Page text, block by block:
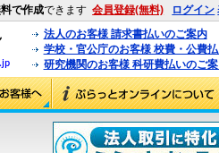
で作成できます 会員登録(無料) ログイン
法人のお客様 請求書払いのご案内
学校・官公庁のお客様 校費・公費
研究機関のお客様 科研費払いのご